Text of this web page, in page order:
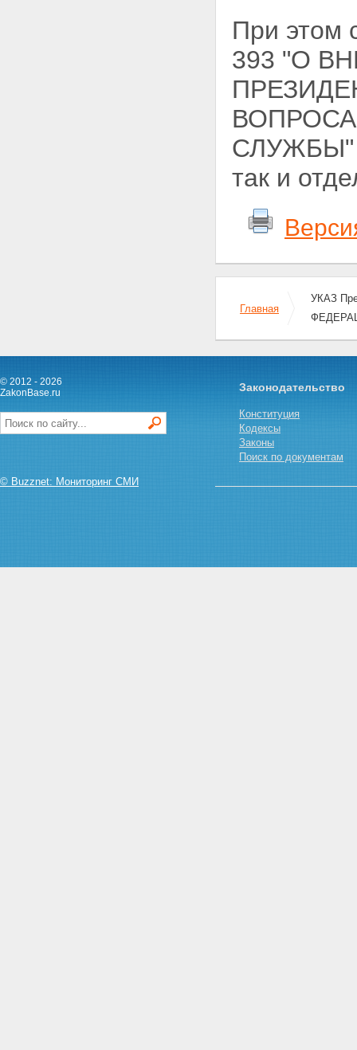
При этом
393 "О
СЛУЖБЫ"
так и
Главная
УКАЗ
© 2012 - 2026
ZakonBase.ru
© Buzznet: Мониторинг СМИ
Законодательство
Конституция
Кодексы
Законы
Поиск по документам